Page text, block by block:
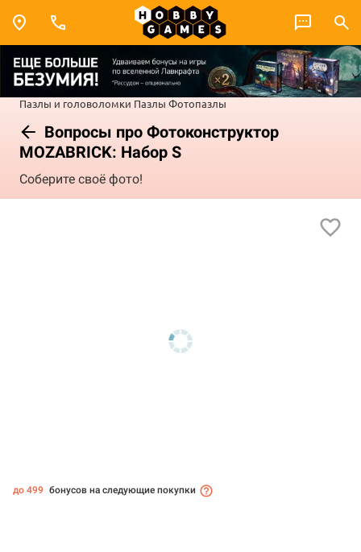
Пазлы и головоломки Пазлы Фотопазлы
Вопросы про Фотоконструктор
MOZABRICK: Набор S
Соберите своё фото!
до 499 бонусов на следующие покупки